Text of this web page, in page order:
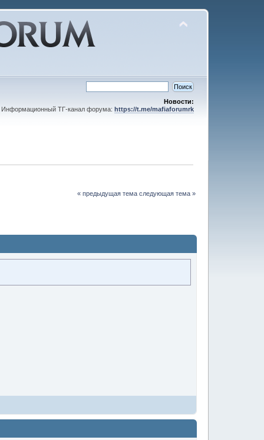
Новости:
Информационный ТГ-канал форума: https://t.me/mafiaforumrk
« предыдущая тема следующая тема »